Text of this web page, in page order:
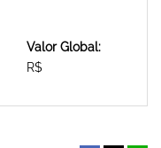
Valor Global:
R$